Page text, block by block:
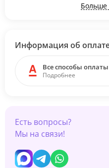
Больше
Информация об
Все способы оплаты
Подробнее
Есть вопросы?
Мы на связи!